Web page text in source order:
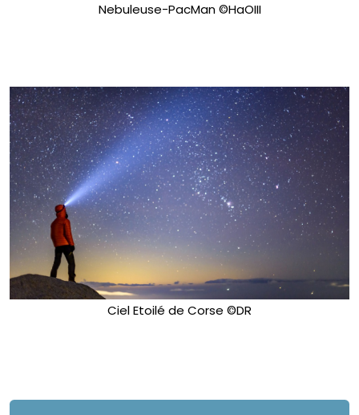
Nebuleuse-PacMan ©HaOIII
Ciel Etoilé de Corse ©DR